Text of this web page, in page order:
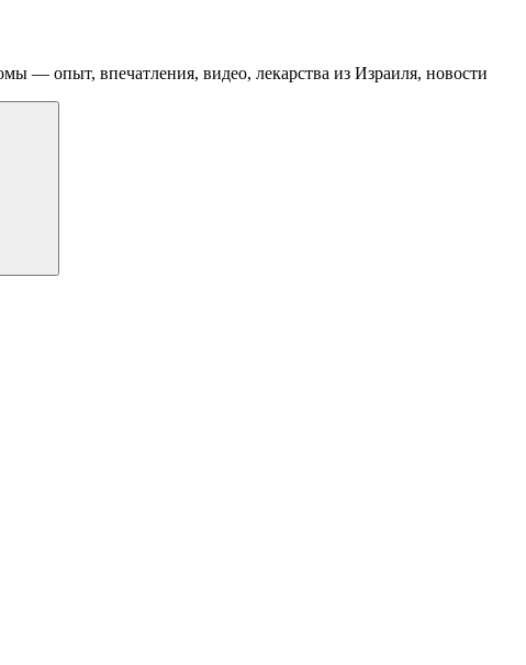
— опыт, впечатления, видео, лекарства из Израиля, новости